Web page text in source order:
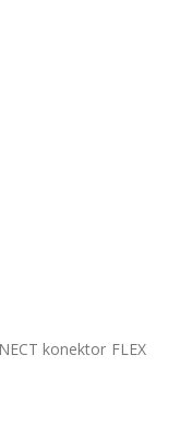
konektor FLEX